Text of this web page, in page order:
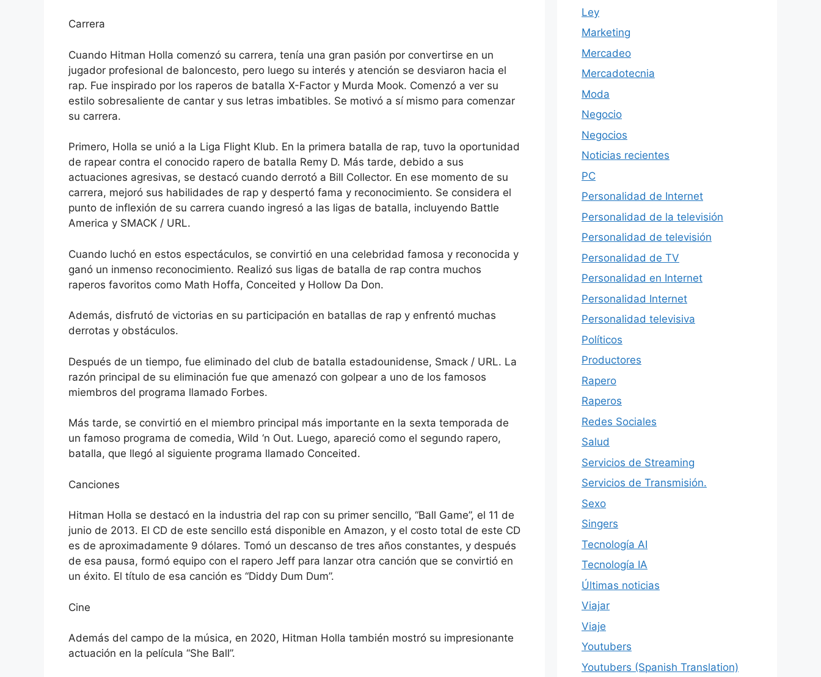
Carrera
Cuando Hitman Holla comenzó su carrera, tenía una gran pasión por convertirse en un
jugador profesional de baloncesto, pero luego su interés y atención se desviaron hacia el
rap. Fue inspirado por los raperos de batalla X-Factor y Murda Mook. Comenzó a ver su
estilo sobresaliente de cantar y sus letras imbatibles. Se motivó a sí mismo para comenzar
su carrera.
Primero, Holla se unió a la Liga Flight Klub. En la primera batalla de rap, tuvo la oportunidad
de rapear contra el conocido rapero de batalla Remy D. Más tarde, debido a sus
actuaciones agresivas, se destacó cuando derrotó a Bill Collector. En ese momento de su
carrera, mejoró sus habilidades de rap y despertó fama y reconocimiento. Se considera el
punto de inflexión de su carrera cuando ingresó a las ligas de batalla, incluyendo Battle
America y SMACK / URL.
Cuando luchó en estos espectáculos, se convirtió en una celebridad famosa y reconocida y
ganó un inmenso reconocimiento. Realizó sus ligas de batalla de rap contra muchos
raperos favoritos como Math Hoffa, Conceited y Hollow Da Don.
Además, disfrutó de victorias en su participación en batallas de rap y enfrentó muchas
derrotas y obstáculos.
Después de un tiempo, fue eliminado del club de batalla estadounidense, Smack / URL. La
razón principal de su eliminación fue que amenazó con golpear a uno de los famosos
miembros del programa llamado Forbes.
Más tarde, se convirtió en el miembro principal más importante en la sexta temporada de
un famoso programa de comedia, Wild ‘n Out. Luego, apareció como el segundo rapero,
batalla, que llegó al siguiente programa llamado Conceited.
Canciones
Hitman Holla se destacó en la industria del rap con su primer sencillo, “Ball Game”, el 11 de
junio de 2013. El CD de este sencillo está disponible en Amazon, y el costo total de este CD
es de aproximadamente 9 dólares. Tomó un descanso de tres años constantes, y después
de esa pausa, formó equipo con el rapero Jeff para lanzar otra canción que se convirtió en
un éxito. El título de esa canción es “Diddy Dum Dum”.
Cine
Además del campo de la música, en 2020, Hitman Holla también mostró su impresionante
actuación en la película “She Ball”.
Ley
Marketing
Mercadeo
Mercadotecnia
Moda
Negocio
Negocios
Noticias recientes
PC
Personalidad de Internet
Personalidad de la televisión
Personalidad de televisión
Personalidad de TV
Personalidad en Internet
Personalidad Internet
Personalidad televisiva
Políticos
Productores
Rapero
Raperos
Redes Sociales
Salud
Servicios de Streaming
Servicios de Transmisión.
Sexo
Singers
Tecnología AI
Tecnología IA
Últimas noticias
Viajar
Viaje
Youtubers
Youtubers (Spanish Translation)